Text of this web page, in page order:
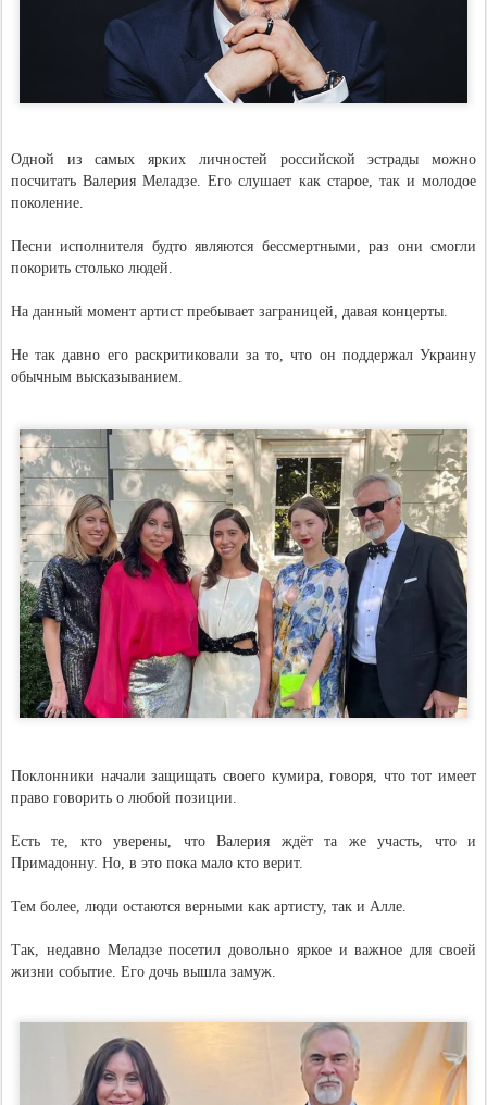
Одной из самых ярких личностей российской эстрады можно
посчитать Валерия Меладзе. Его слушает как старое, так и молодое
поколение.
Песни исполнителя будто являются бессмертными, раз они смогли
покорить столько людей.
На данный момент артист пребывает заграницей, давая концерты.
Не так давно его раскритиковали за то, что он поддержал Украину
обычным высказыванием.
Поклонники начали защищать своего кумира, говоря, что тот имеет
право говорить о любой позиции.
Есть те, кто уверены, что Валерия ждёт та же участь, что и
Примадонну. Но, в это пока мало кто верит.
Тем более, люди остаются верными как артисту, так и Алле.
Так, недавно Меладзе посетил довольно яркое и важное для своей
жизни событие. Его дочь вышла замуж.